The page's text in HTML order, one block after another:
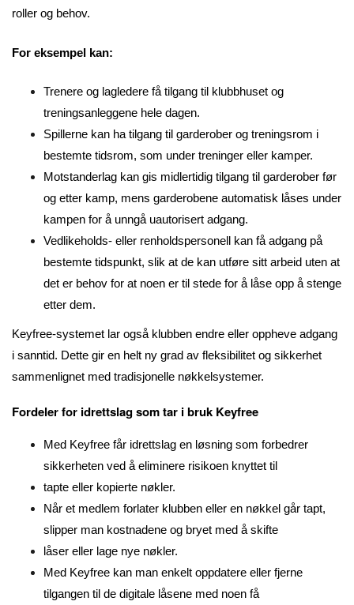
roller og behov.
For eksempel kan:
Trenere og lagledere få tilgang til klubbhuset og
treningsanleggene hele dagen.
Spillerne kan ha tilgang til garderober og treningsrom i
bestemte tidsrom, som under treninger eller kamper.
Motstanderlag kan gis midlertidig tilgang til garderober før
og etter kamp, mens garderobene automatisk låses under
kampen for å unngå uautorisert adgang.
Vedlikeholds- eller renholdspersonell kan få adgang på
bestemte tidspunkt, slik at de kan utføre sitt arbeid uten at
det er behov for at noen er til stede for å låse opp å stenge
etter dem.
Keyfree-systemet lar også klubben endre eller oppheve adgang
i sanntid. Dette gir en helt ny grad av fleksibilitet og sikkerhet
sammenlignet med tradisjonelle nøkkelsystemer.
Fordeler for idrettslag som tar i bruk Keyfree
Med Keyfree får idrettslag en løsning som forbedrer
sikkerheten ved å eliminere risikoen knyttet til
tapte eller kopierte nøkler.
Når et medlem forlater klubben eller en nøkkel går tapt,
slipper man kostnadene og bryet med å skifte
låser eller lage nye nøkler.
Med Keyfree kan man enkelt oppdatere eller fjerne
tilgangen til de digitale låsene med noen få